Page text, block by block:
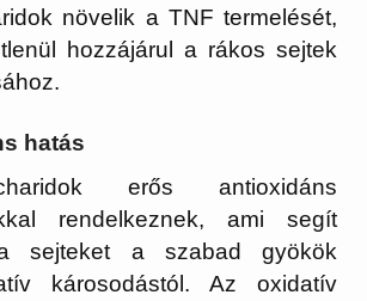
növelik a TNF termelését,
hozzájárul a rákos sejtek
hatás
erős antioxidáns
rendelkeznek, ami segít
sejteket a szabad gyökök
károsodástól. Az oxidatív